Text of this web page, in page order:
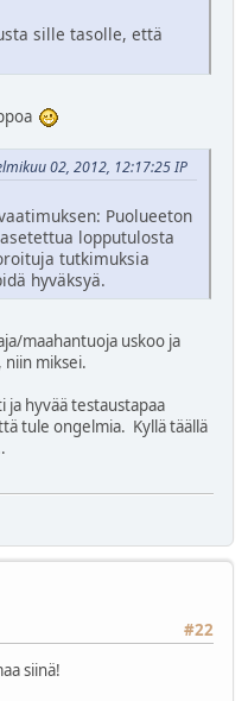
sille tasolle, että
02, 2012, 12:17:25 IP
Puolueeton
lopputulosta
tutkimuksia
hyväksyä.
maahantuoja uskoo ja
miksei.
hyvää testaustapaa
tule ongelmia. Kyllä täällä
#22
siinä!